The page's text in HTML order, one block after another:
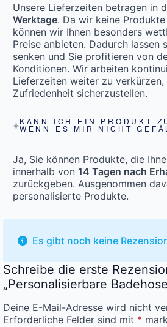
Unsere Lieferzeiten betragen in
Werktage. Da wir keine
können wir Ihnen besonders
Preise anbieten. Dadurch lassen
senken und Sie profitieren von
Konditionen. Wir arbeiten
Lieferzeiten weiter zu verkürzen,
Zufriedenheit sicherzustellen.
KANN ICH EIN PRODUKT
WENN ES MIR NICHT
Ja, Sie können Produkte, die
innerhalb von 14 Tagen nach
zurückgeben. Ausgenommen
personalisierte Produkte.
Es gibt noch keine
Schreibe die erste
„Personalisierbare
Deine E-Mail-Adresse wird nicht
Erforderliche Felder sind mit *